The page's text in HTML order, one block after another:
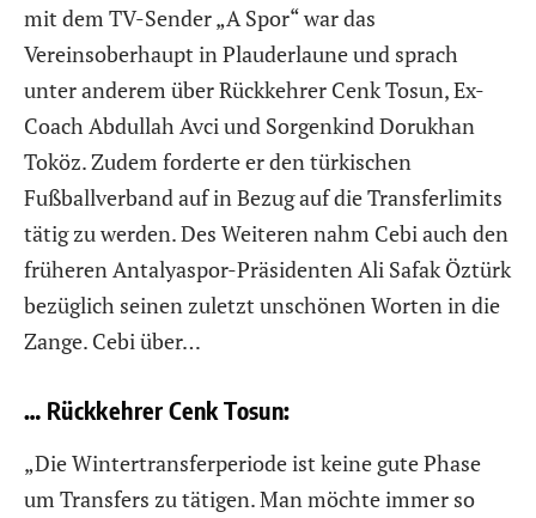
mit dem TV-Sender „A Spor“ war das
Vereinsoberhaupt in Plauderlaune und sprach
unter anderem über Rückkehrer Cenk Tosun, Ex-
Coach Abdullah Avci und Sorgenkind Dorukhan
Toköz. Zudem forderte er den türkischen
Fußballverband auf in Bezug auf die Transferlimits
tätig zu werden. Des Weiteren nahm Cebi auch den
früheren Antalyaspor-Präsidenten Ali Safak Öztürk
bezüglich seinen zuletzt unschönen Worten in die
Zange. Cebi über…
… Rückkehrer Cenk Tosun:
„Die Wintertransferperiode ist keine gute Phase
um Transfers zu tätigen. Man möchte immer so